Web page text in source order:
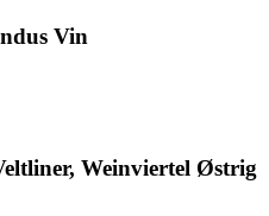
Vin
Weinviertel Østrig